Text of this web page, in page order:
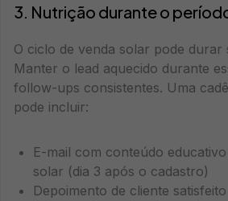
3. Nutrição durante o
O ciclo de venda solar pode durar
Manter o lead aquecido durante
follow-ups consistentes. Uma
pode incluir:
E-mail com conteúdo
solar (dia 3 após o cadastro)
Depoimento de cliente